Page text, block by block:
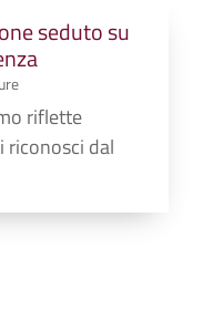
seduto su
riflette
riconosci dal